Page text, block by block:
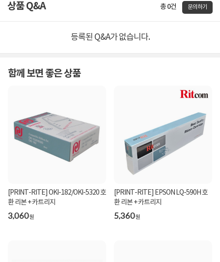
상품 Q&A 총 0건 문의하기
등록된 Q&A가 없습니다.
함께 보면 좋은 상품
[PRINT-RITE] OKI-182/OKI-5320 호
환 리본 + 카트리지
3,060원
[PRINT-RITE] EPSON LQ-590H 호
환 리본 + 카트리지
5,360원